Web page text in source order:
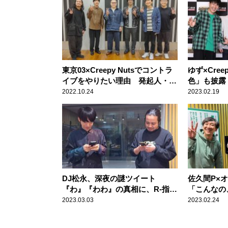
東京03×Creepy Nutsでコントラ
イブをやりたい理由 発起人・オ
ークラ「武道館ライブが、最高だ
ったんです」
2022.10.24
ゆず
色」も披
ンと音楽
間
2023.02.19
DJ松永、深夜の謎ツイート
『わ』『わわ』の真相に、R-指定
「即行マネージャーさんに電
2023.03.03
佐久間P×
「こんな
よ！！」
2023.02.24